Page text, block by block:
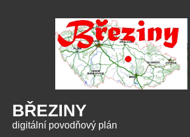
BŘEZINY
digitální povodňový plán